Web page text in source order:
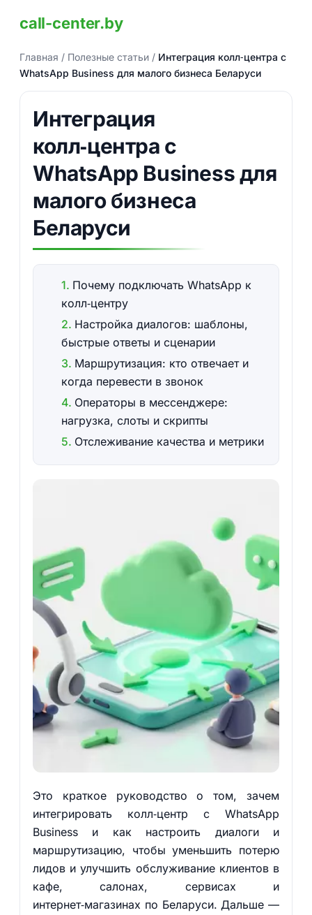
call-center.by
Главная / Полезные статьи/ Интеграция колл‑центра с
WhatsApp Business для малого бизнеса Беларуси
Интеграция
колл‑центра с
WhatsApp Business для
малого бизнеса
Беларуси
Почему подключать WhatsApp к
колл‑центру
Настройка диалогов: шаблоны,
быстрые ответы и сценарии
Маршрутизация: кто отвечает и
когда перевести в звонок
Операторы в мессенджере:
нагрузка, слоты и скрипты
Отслеживание качества и метрики
Это краткое руководство о том, зачем
интегрировать колл‑центр с WhatsApp
Business и как настроить диалоги и
маршрутизацию, чтобы уменьшить потерю
лидов и улучшить обслуживание клиентов в
кафе, салонах, сервисах и
интернет‑магазинах по Беларуси. Дальше —